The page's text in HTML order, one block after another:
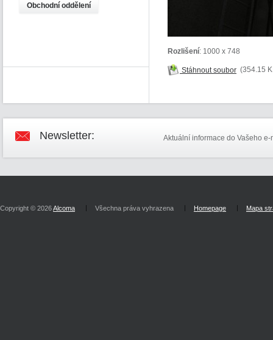
Rozlišení: 1000 x 748
Stáhnout soubor (354.15
Obchodní oddělení
Newsletter: Aktuální informace do Vašeho e-
Copyright © 2026Alcoma Všechna práva vyhrazena Homepage Mapa